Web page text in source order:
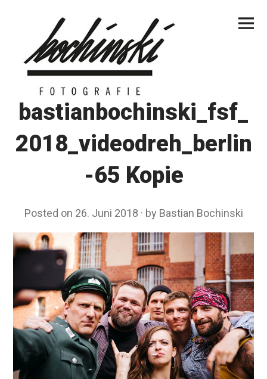
Menu
bastianbochinski_fsf_
2018_videodreh_berlin
-65 Kopie
Posted on 26. Juni 2018 by Bastian Bochinski